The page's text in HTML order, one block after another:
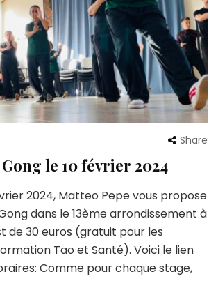
Share
le 10 février 2024
2024, Matteo Pepe vous propose
dans le 13ème arrondissement à
de 30 euros (gratuit pour les
Tao et Santé). Voici le lien
Comme pour chaque stage,